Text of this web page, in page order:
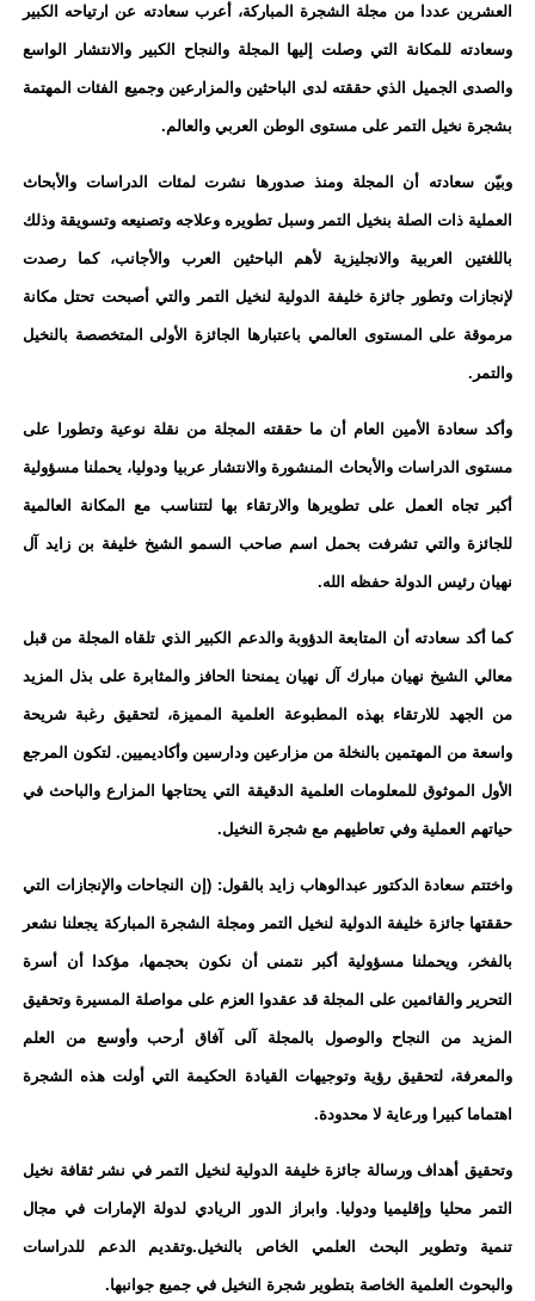
العشرين عددا من مجلة الشجرة المباركة، أعرب سعادته عن ارتياحه الكبير
وسعادته للمكانة التي وصلت إليها المجلة والنجاح الكبير والانتشار الواسع
والصدى الجميل الذي حققته لدى الباحثين والمزارعين وجميع الفئات المهتمة
بشجرة نخيل التمر على مستوى الوطن العربي والعالم.
وبيّن سعادته أن المجلة ومنذ صدورها نشرت لمئات الدراسات والأبحاث
العملية ذات الصلة بنخيل التمر وسبل تطويره وعلاجه وتصنيعه وتسويقة وذلك
باللغتين العربية والانجليزية لأهم الباحثين العرب والأجانب، كما رصدت
لإنجازات وتطور جائزة خليفة الدولية لنخيل التمر والتي أصبحت تحتل مكانة
مرموقة على المستوى العالمي باعتبارها الجائزة الأولى المتخصصة بالنخيل
والتمر.
وأكد سعادة الأمين العام أن ما حققته المجلة من نقلة نوعية وتطورا على
مستوى الدراسات والأبحاث المنشورة والانتشار عربيا ودوليا، يحملنا مسؤولية
أكبر تجاه العمل على تطويرها والارتقاء بها لتتناسب مع المكانة العالمية
للجائزة والتي تشرفت بحمل اسم صاحب السمو الشيخ خليفة بن زايد آل
نهيان رئيس الدولة حفظه الله.
كما أكد سعادته أن المتابعة الدؤوبة والدعم الكبير الذي تلقاه المجلة من قبل
معالي الشيخ نهيان مبارك آل نهيان يمنحنا الحافز والمثابرة على بذل المزيد
من الجهد للارتقاء بهذه المطبوعة العلمية المميزة، لتحقيق رغبة شريحة
واسعة من المهتمين بالنخلة من مزارعين ودارسين وأكاديميين. لتكون المرجع
الأول الموثوق للمعلومات العلمية الدقيقة التي يحتاجها المزارع والباحث في
حياتهم العملية وفي تعاطيهم مع شجرة النخيل.
واختتم سعادة الدكتور عبدالوهاب زايد بالقول: (إن النجاحات والإنجازات التي
حققتها جائزة خليفة الدولية لنخيل التمر ومجلة الشجرة المباركة يجعلنا نشعر
بالفخر، ويحملنا مسؤولية أكبر نتمنى أن نكون بحجمها، مؤكدا أن أسرة
التحرير والقائمين على المجلة قد عقدوا العزم على مواصلة المسيرة وتحقيق
المزيد من النجاح والوصول بالمجلة آلى آفاق أرحب وأوسع من العلم
والمعرفة، لتحقيق رؤية وتوجيهات القيادة الحكيمة التي أولت هذه الشجرة
اهتماما كبيرا ورعاية لا محدودة.
وتحقيق أهداف ورسالة جائزة خليفة الدولية لنخيل التمر في نشر ثقافة نخيل
التمر محليا وإقليميا ودوليا. وابراز الدور الريادي لدولة الإمارات في مجال
تنمية وتطوير البحث العلمي الخاص بالنخيل.وتقديم الدعم للدراسات
والبحوث العلمية الخاصة بتطوير شجرة النخيل في جميع جوانبها.